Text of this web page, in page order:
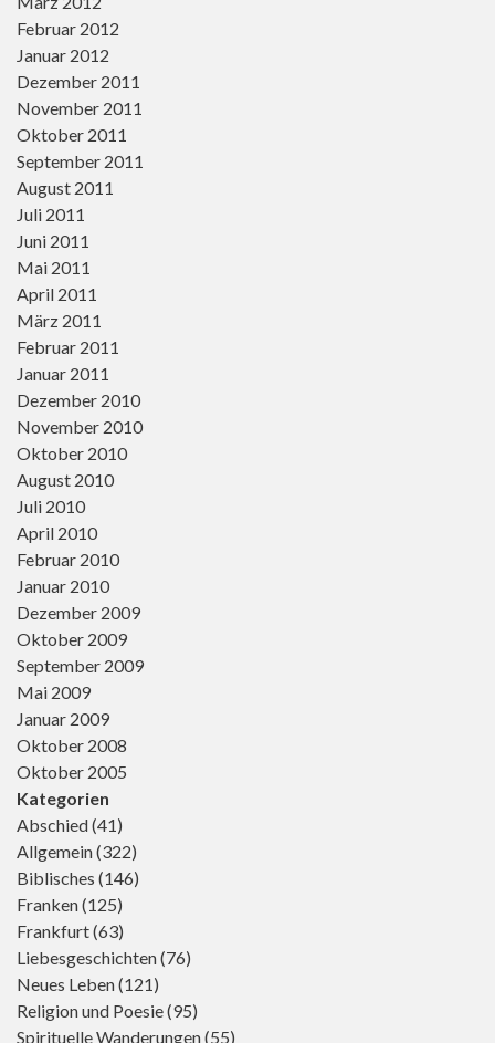
Februar 2012
Januar 2012
Dezember 2011
November 2011
Oktober 2011
September 2011
August 2011
Juli 2011
Juni 2011
Mai 2011
April 2011
März 2011
Februar 2011
Januar 2011
Dezember 2010
November 2010
Oktober 2010
August 2010
Juli 2010
April 2010
Februar 2010
Januar 2010
Dezember 2009
Oktober 2009
September 2009
Mai 2009
Januar 2009
Oktober 2008
Oktober 2005
Kategorien
Abschied(41)
Allgemein(322)
Biblisches (146)
Franken(125)
Frankfurt(63)
Liebesgeschichten(76)
Neues Leben(121)
Religion und Poesie(95)
Spirituelle Wanderungen(55)